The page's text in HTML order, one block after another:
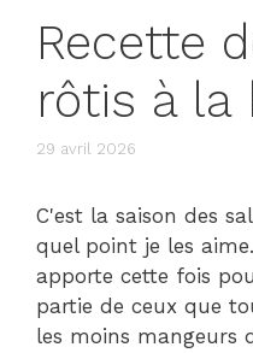
Recette
rôtis à la
29 avril 2026
C'est la saison des
quel point je les
apporte cette fois
partie de ceux que
les moins mangeurs